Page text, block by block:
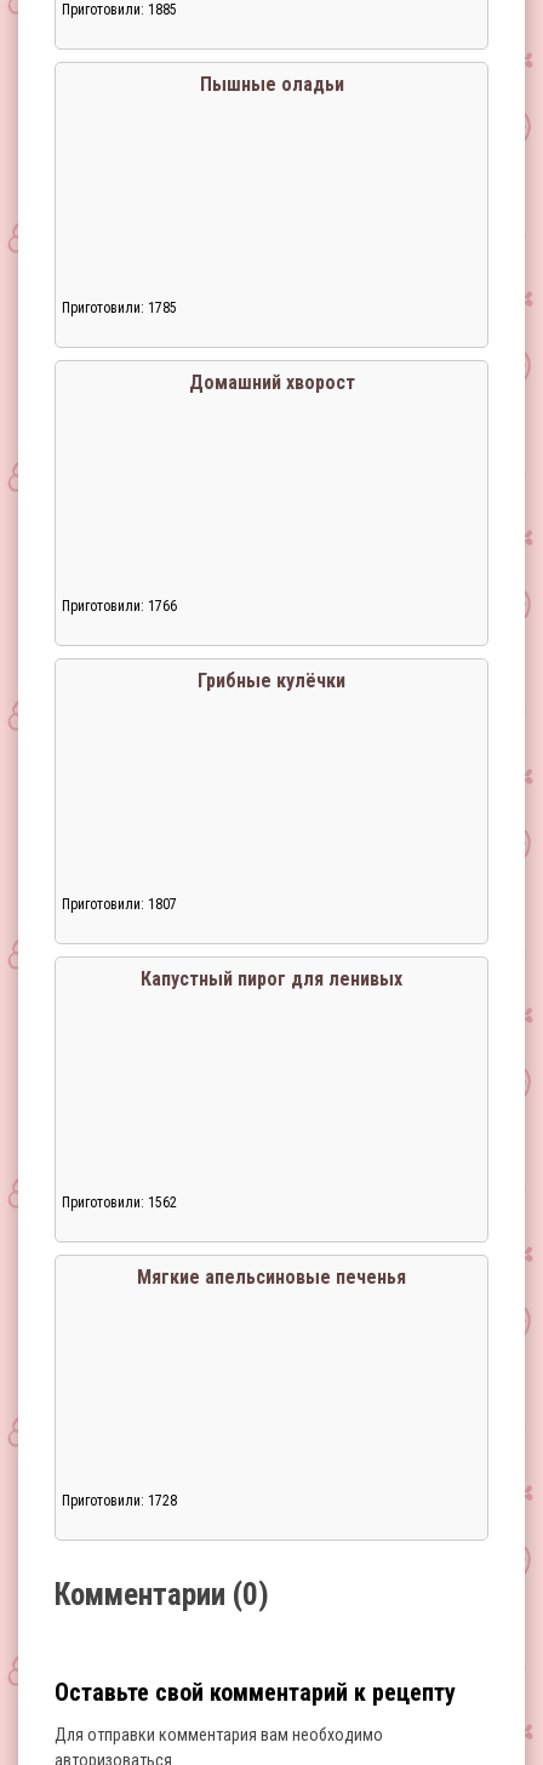
Приготовили: 1885
Пышные оладьи
Приготовили: 1785
Домашний хворост
Приготовили: 1766
Грибные кулёчки
Приготовили: 1807
Капустный пирог для ленивых
Приготовили: 1562
Мягкие апельсиновые печенья
Приготовили: 1728
Комментарии (0)
Оставьте свой комментарий к рецепту
Для отправки комментария вам необходимо
авторизоваться